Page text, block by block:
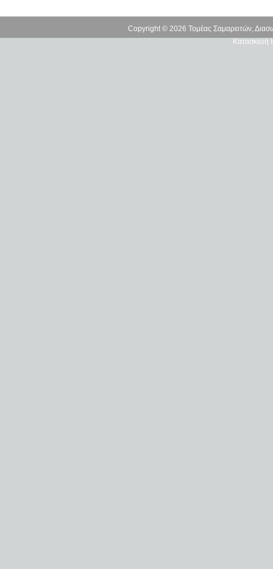
Copyright © 2026 Τομέας Σαμαρειτών,
Κατασκευή